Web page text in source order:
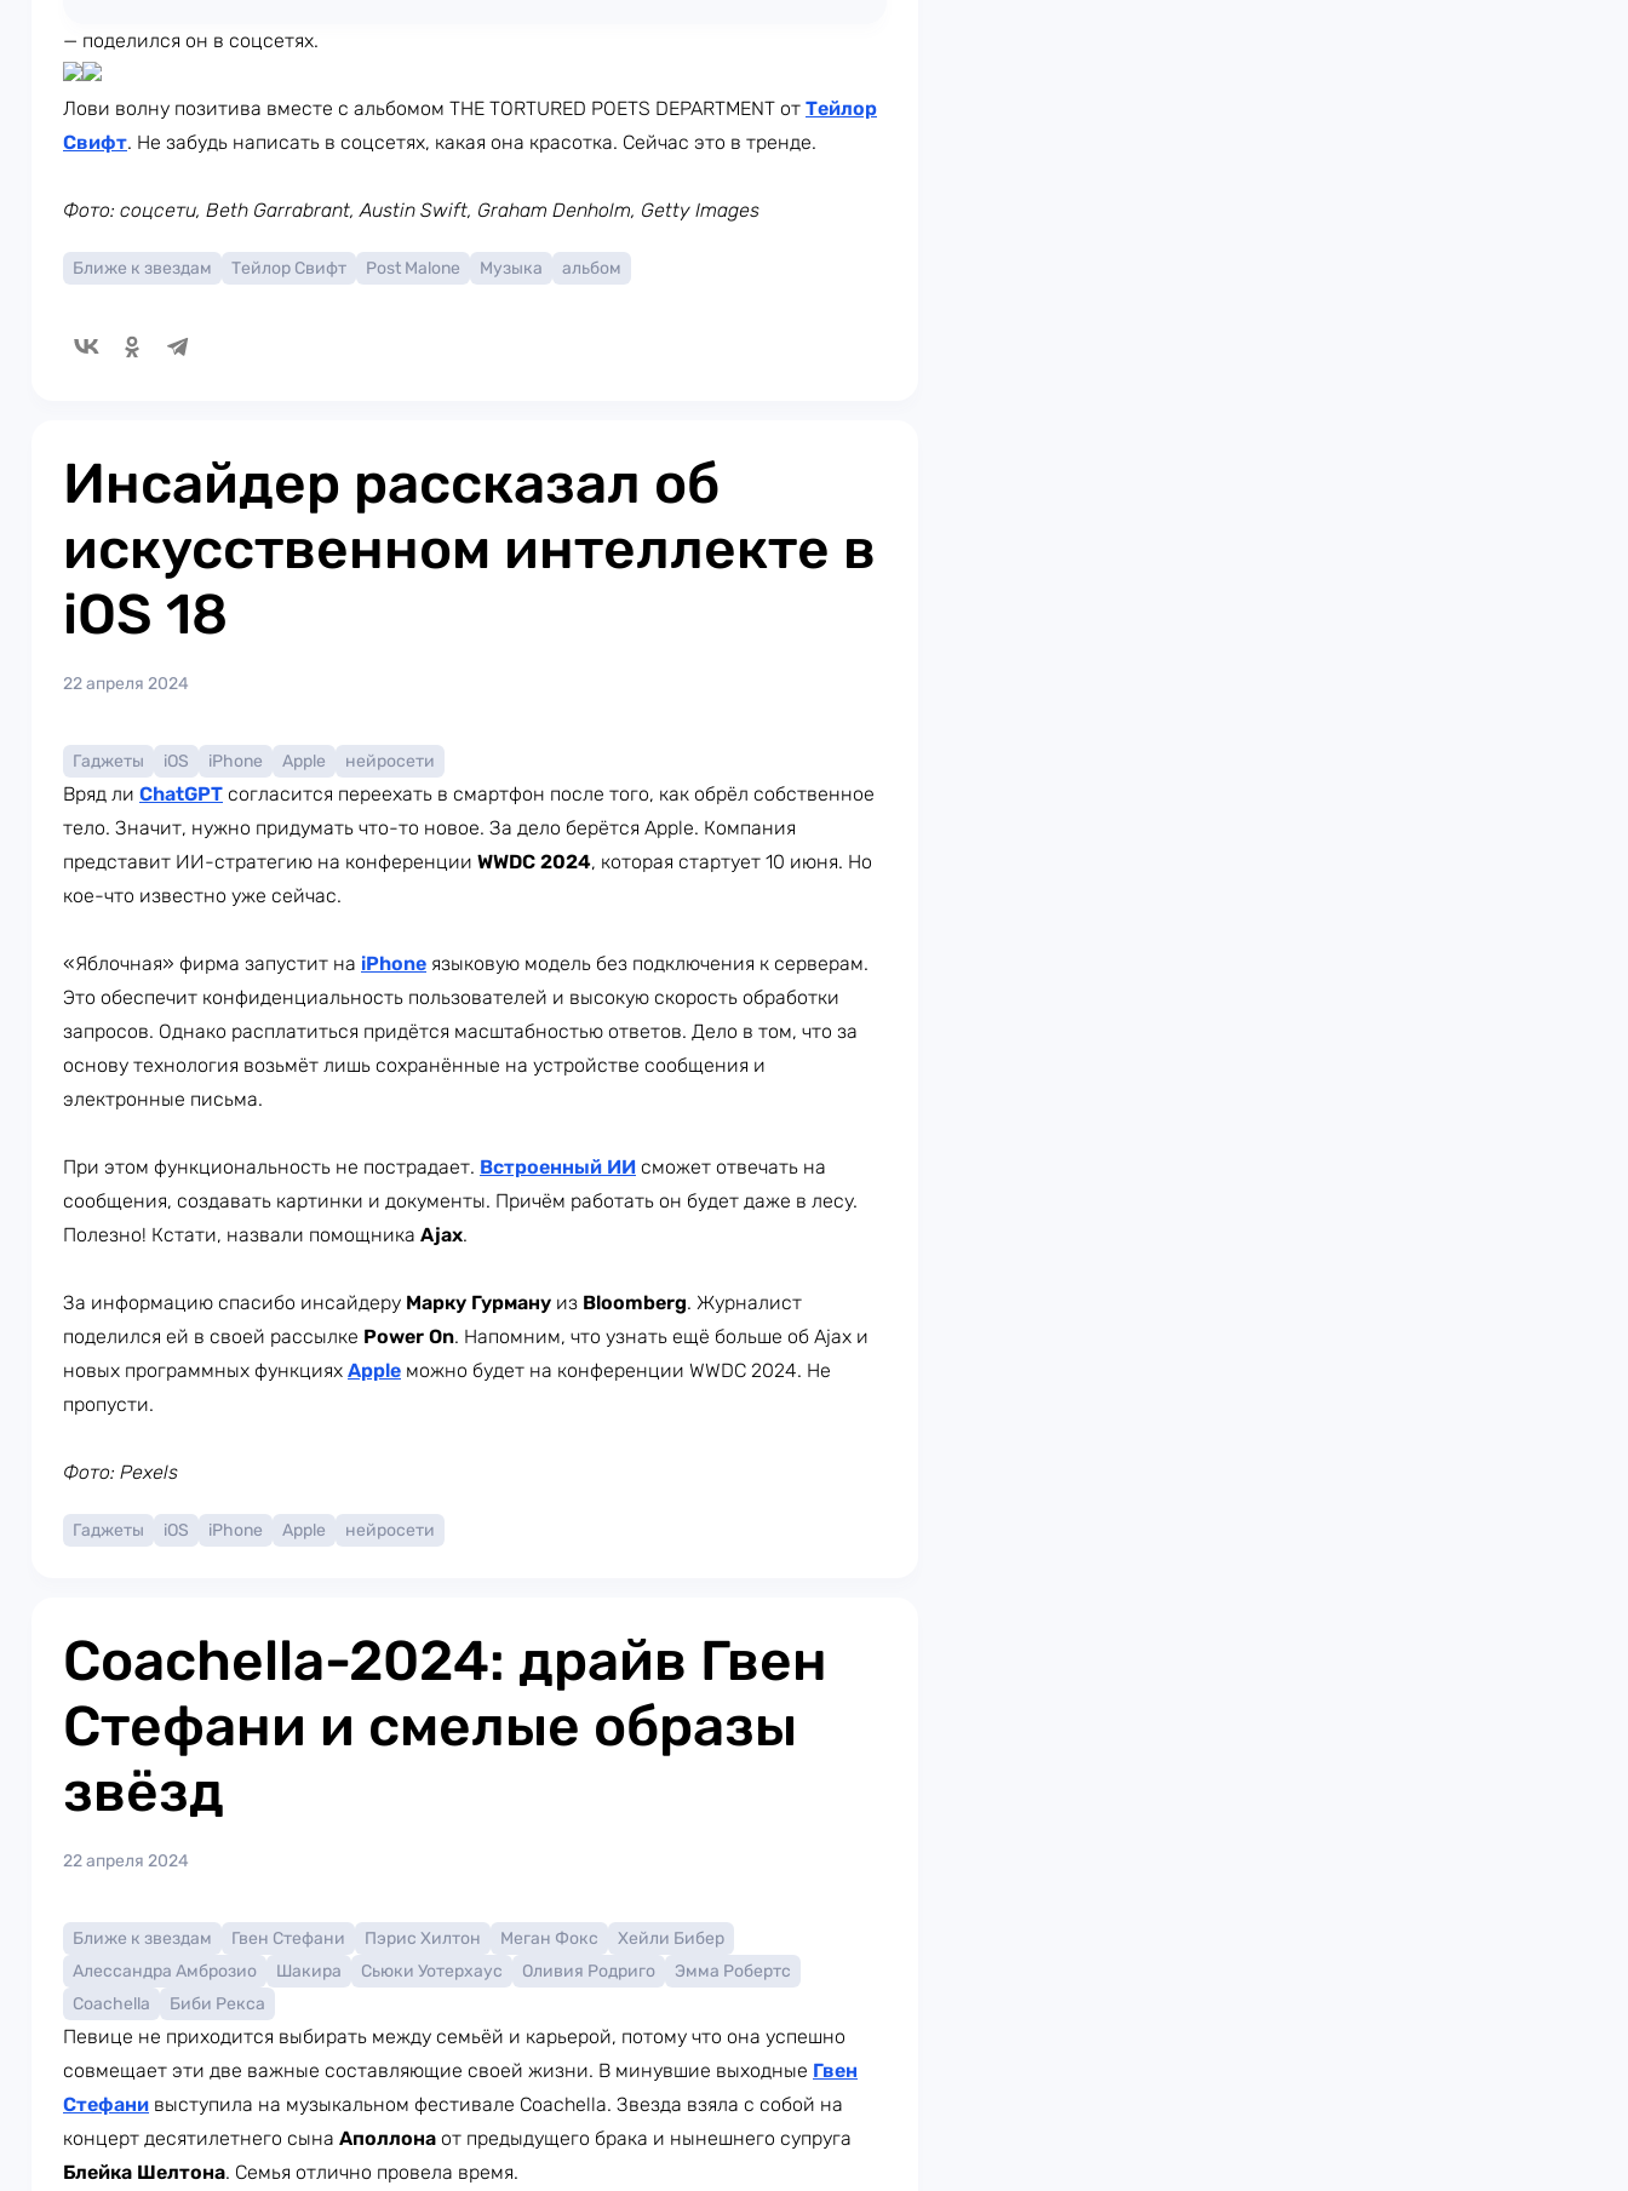
— поделился он в соцсетях.
Лови волну позитива вместе с альбомом THE TORTURED POETS DEPARTMENT от Тейлор
Свифт. Не забудь написать в соцсетях, какая она красотка. Сейчас это в тренде.
Фото: соцсети, Beth Garrabrant, Austin Swift, Graham Denholm, Getty Images
Ближе к звездам Тейлор Свифт Post Malone Музыка альбом
Инсайдер рассказал об
искусственном интеллекте в
iOS 18
22 апреля 2024
Гаджеты iOS iPhone Apple нейросети
Вряд ли ChatGPT согласится переехать в смартфон после того, как обрёл собственное
тело. Значит, нужно придумать что-то новое. За дело берётся Apple. Компания
представит ИИ-стратегию на конференции WWDC 2024, которая стартует 10 июня. Но
кое-что известно уже сейчас.
«Яблочная» фирма запустит на iPhone языковую модель без подключения к серверам.
Это обеспечит конфиденциальность пользователей и высокую скорость обработки
запросов. Однако расплатиться придётся масштабностью ответов. Дело в том, что за
основу технология возьмёт лишь сохранённые на устройстве сообщения и
электронные письма.
При этом функциональность не пострадает. Встроенный ИИ сможет отвечать на
сообщения, создавать картинки и документы. Причём работать он будет даже в лесу.
Полезно! Кстати, назвали помощника Ajax.
За информацию спасибо инсайдеру Марку Гурману из Bloomberg. Журналист
поделился ей в своей рассылке Power On. Напомним, что узнать ещё больше об Ajax и
новых программных функциях Apple можно будет на конференции WWDC 2024. Не
пропусти.
Фото: Pexels
Гаджеты iOS iPhone Apple нейросети
Coachella-2024: драйв Гвен
Стефани и смелые образы
звёзд
22 апреля 2024
Ближе к звездам Гвен Стефани Пэрис Хилтон Меган Фокс
Хейли Бибер
Алессандра Амброзио
Шакира Сьюки Уотерхаус Оливия Родриго
Эмма Робертс
Coachella
Биби Рекса
Певице не приходится выбирать между семьёй и карьерой, потому что она успешно
совмещает эти две важные составляющие своей жизни. В минувшие выходные Гвен
Стефани выступила на музыкальном фестивале Coachella. Звезда взяла с собой на
концерт десятилетнего сына Аполлона от предыдущего брака и нынешнего супруга
Блейка Шелтона. Семья отлично провела время.